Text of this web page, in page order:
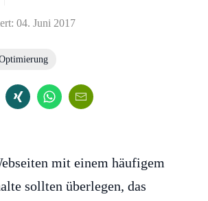
04. Juni 2017
mit einem häufigem
sollten überlegen, das